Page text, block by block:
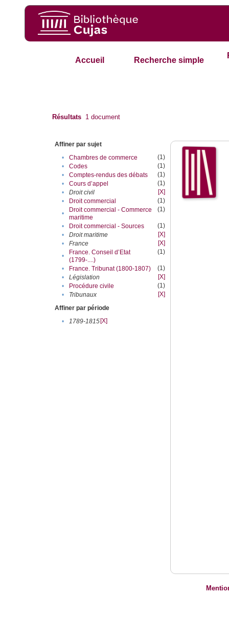
Accueil Recherche simple
Résultats 1 document
Affiner par sujet
•
Chambres de commerce
(1)
•
Codes
(1)
•
Comptes-rendus des débats
(1)
•
Cours d’appel
(1)
•
Droit civil
[X]
•
Droit commercial
(1)
•
Droit commercial - Commerce
maritime
(1)
• Droit commercial - Sources
(1)
•
Droit maritime
[X]
•
France
[X]
•
France. Conseil d’Etat
(1799-....)
(1)
• France. Tribunat (1800-1807)
(1)
•
Législation
[X]
•
Procédure civile
(1)
•
Tribunaux
[X]
Affiner par période
•
1789-1815[X]